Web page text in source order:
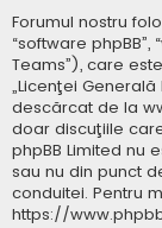
Forumul nostru
“software phpBB”,
Teams”), care
„Licenţei Generală
descărcat de la
doar discuţiile
phpBB Limited nu
sau nu din punct
conduitei. Pentru
https://